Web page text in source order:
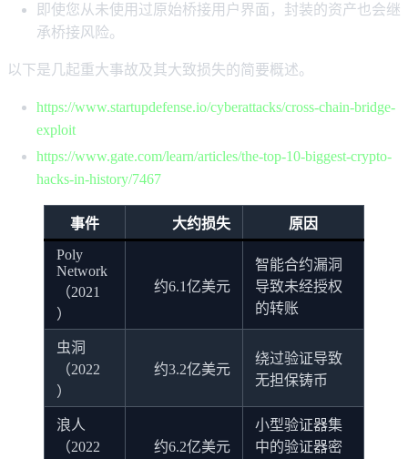
即使您从未使用过原始桥接用户界面，封装的资产也会继
承桥接风险。
以下是几起重大事故及其大致损失的简要概述。
https://www.startupdefense.io/cyberattacks/cross-chain-bridge-
exploit
https://www.gate.com/learn/articles/the-top-10-biggest-crypto-
hacks-in-history/7467
事件 大约损失
原因
Poly
Network
（2021
）
约6.1亿美元
智能合约漏洞
导致未经授权
的转账
虫洞
（2022
）
约3.2亿美元
绕过验证导致
无担保铸币
浪人
（2022
约6.2亿美元
小型验证器集
中的验证器密